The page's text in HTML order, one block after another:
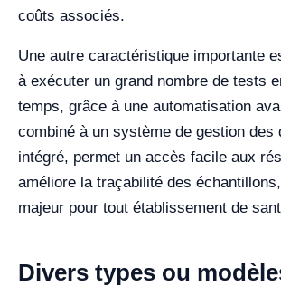
coûts associés.
Une autre caractéristique importante
à exécuter un grand nombre de tests
temps, grâce à une automatisation
combiné à un système de gestion des
intégré, permet un accès facile aux
améliore la traçabilité des
majeur pour tout établissement de
Divers types ou